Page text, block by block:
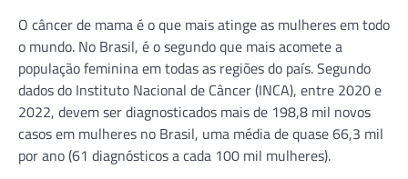
O câncer de mama é o que mais atinge as mulheres em todo
o mundo. No Brasil, é o segundo que mais acomete a
população feminina em todas as regiões do país. Segundo
dados do Instituto Nacional de Câncer (INCA), entre 2020 e
2022, devem ser diagnosticados mais de 198,8 mil novos
casos em mulheres no Brasil, uma média de quase 66,3 mil
por ano (61 diagnósticos a cada 100 mil mulheres).